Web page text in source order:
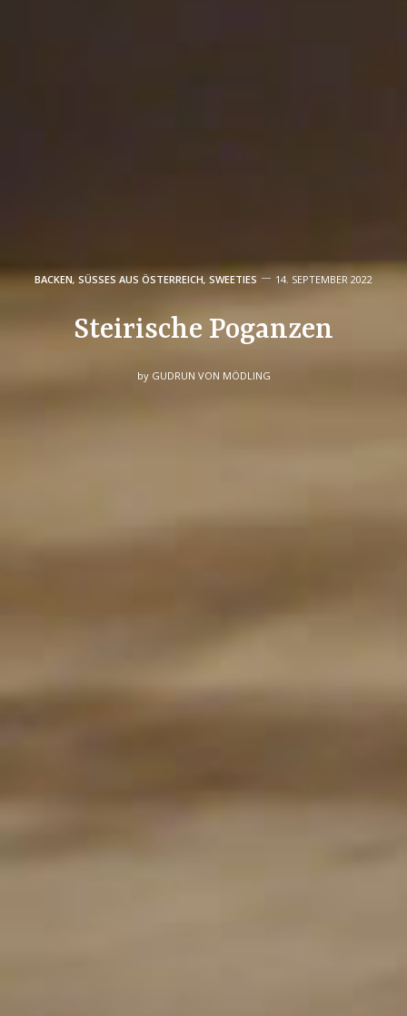
BACKEN, SÜSSES AUS ÖSTERREICH , SWEETIES 14. SEPTEMBER 2022
Steirische Poganzen
by GUDRUN VON MÖDLING